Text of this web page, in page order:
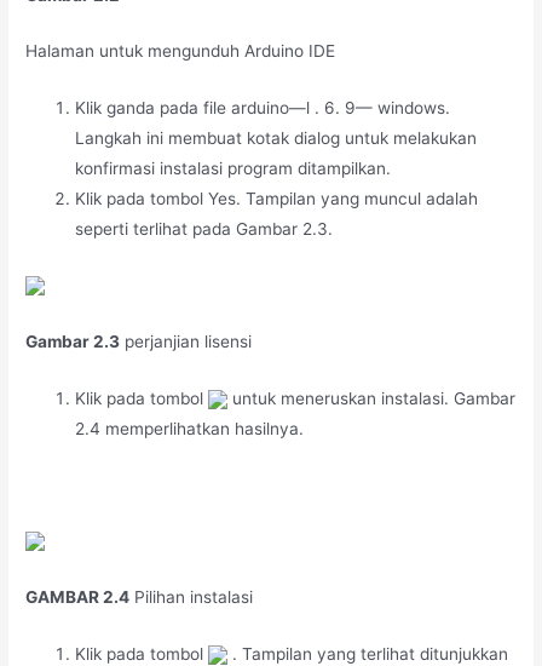
Halaman untuk mengunduh Arduino IDE
Klik ganda pada file arduino—l . 6. 9— windows.
Langkah ini membuat kotak dialog untuk melakukan
konfirmasi instalasi program ditampilkan.
Klik pada tombol Yes. Tampilan yang muncul adalah
seperti terlihat pada Gambar 2.3.
Gambar 2.3 perjanjian lisensi
Klik pada tombol
untuk meneruskan instalasi. Gambar
2.4 memperlihatkan hasilnya.
GAMBAR 2.4 Pilihan instalasi
Klik pada tombol
. Tampilan yang terlihat ditunjukkan